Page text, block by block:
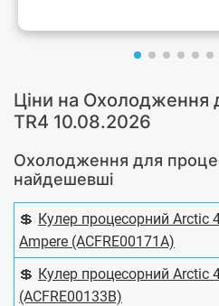
Ціни на Охолодження
TR4 10.08.2026
Охолодження для
найдешевші
💲 Кулер процесорний Arctic
Ampere (ACFRE00171A)
💲 Кулер процесорний Arctic
(ACFRE00133B)